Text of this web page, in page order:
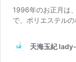
1996年のお正月は
で、ポリエステル
天海玉紀